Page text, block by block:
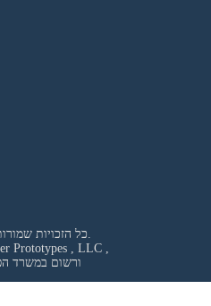
Prototypes , LLC
ורשום במשרד